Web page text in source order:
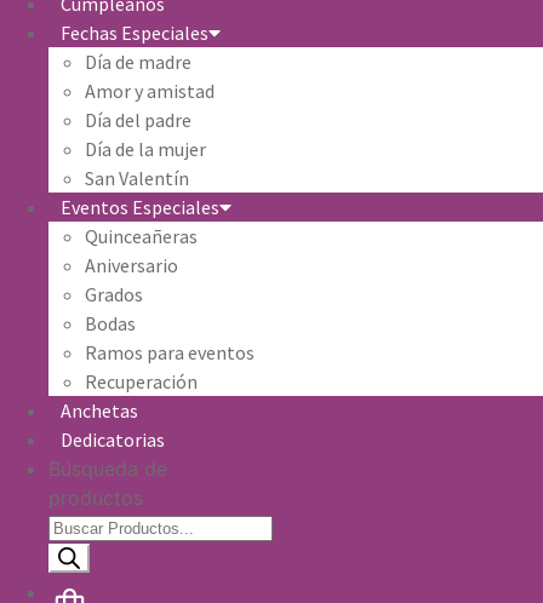
Fechas Especiales
Día de madre
Amor y amistad
Día del padre
Día de la mujer
San Valentín
Eventos Especiales
Quinceañeras
Aniversario
Grados
Bodas
Ramos para eventos
Recuperación
Anchetas
Dedicatorias
Búsqueda de
productos